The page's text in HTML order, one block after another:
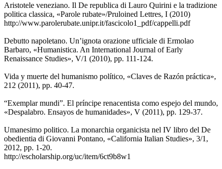
Aristotele veneziano. Il De republica di Lauro Quirini e la tradizione
politica classica, «Parole rubate»/Pruloined Lettres, I (2010)
http://www.parolerubate.unipr.it/fascicolo1_pdf/cappelli.pdf
Debutto napoletano. Un’ignota orazione ufficiale di Ermolao
Barbaro, «Humanistica. An International Journal of Early
Renaissance Studies», V/1 (2010), pp. 111-124.
Vida y muerte del humanismo político, «Claves de Razón práctica»,
212 (2011), pp. 40-47.
“Exemplar mundi”. El príncipe renacentista como espejo del mundo,
«Despalabro. Ensayos de humanidades», V (2011), pp. 129-37.
Umanesimo politico. La monarchia organicista nel IV libro del De
obedientia di Giovanni Pontano, «California Italian Studies», 3/1,
2012, pp. 1-20.
http://escholarship.org/uc/item/6ct9b8w1